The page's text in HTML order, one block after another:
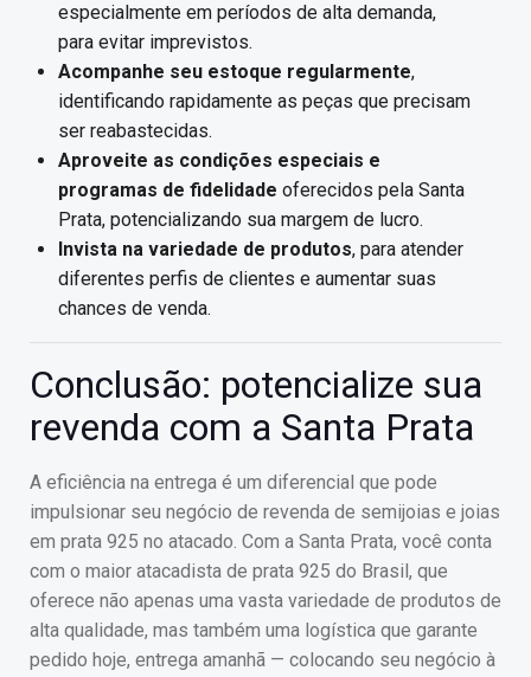
especialmente em períodos de alta demanda,
para evitar imprevistos.
Acompanhe seu estoque regularmente,
identificando rapidamente as peças que precisam
ser reabastecidas.
Aproveite as condições especiais e
programas de fidelidade oferecidos pela Santa
Prata, potencializando sua margem de lucro.
Invista na variedade de produtos, para atender
diferentes perfis de clientes e aumentar suas
chances de venda.
Conclusão: potencialize sua
revenda com a Santa Prata
A eficiência na entrega é um diferencial que pode
impulsionar seu negócio de revenda de semijoias e joias
em prata 925 no atacado. Com a Santa Prata, você conta
com o maior atacadista de prata 925 do Brasil, que
oferece não apenas uma vasta variedade de produtos de
alta qualidade, mas também uma logística que garante
pedido hoje, entrega amanhã — colocando seu negócio à